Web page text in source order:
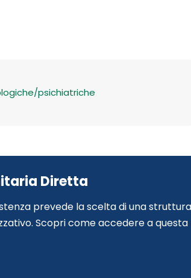
psichiatriche
Diretta
prevede la scelta di una
Scopri come accedere a